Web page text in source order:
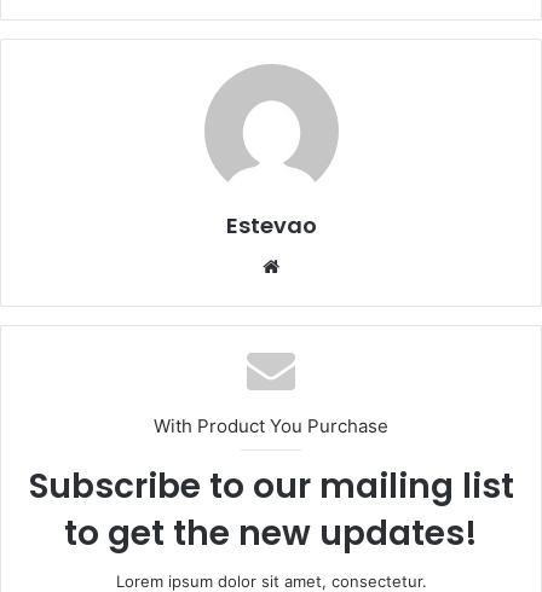
Estevao
Website
With Product You Purchase
Subscribe to our mailing list
to get the new updates!
Lorem ipsum dolor sit amet, consectetur.